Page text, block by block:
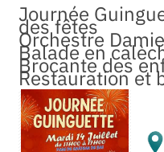
Journée
des fêtes
Orchestre
Balade en
Brocante des
Restauration et